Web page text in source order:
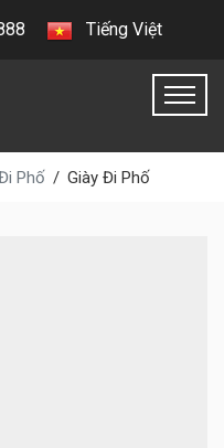
Tiếng Việt
Phố Giày Đi Phố